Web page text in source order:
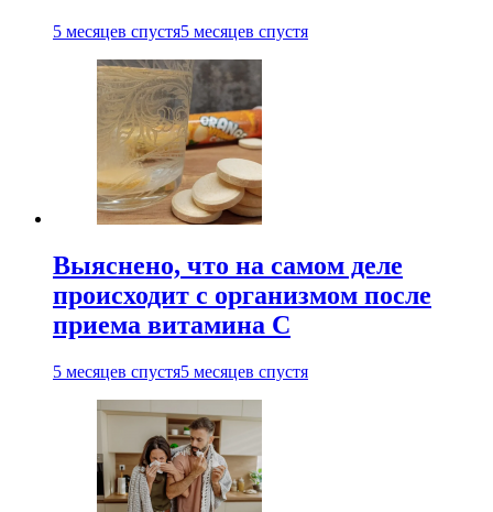
5 месяцев спустя5 месяцев спустя
Выяснено, что на самом деле
происходит с организмом после
приема витамина С
5 месяцев спустя5 месяцев спустя